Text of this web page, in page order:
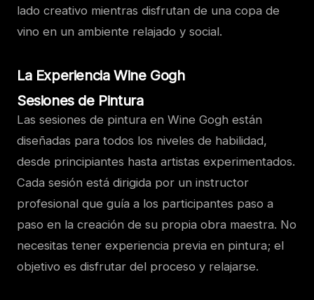
lado creativo mientras disfrutan de una copa de
vino en un ambiente relajado y social.
La Experiencia Wine Gogh
Sesiones de Pintura
Las sesiones de pintura en Wine Gogh están
diseñadas para todos los niveles de habilidad,
desde principiantes hasta artistas experimentados.
Cada sesión está dirigida por un instructor
profesional que guía a los participantes paso a
paso en la creación de su propia obra maestra. No
necesitas tener experiencia previa en pintura; el
objetivo es disfrutar del proceso y relajarse.